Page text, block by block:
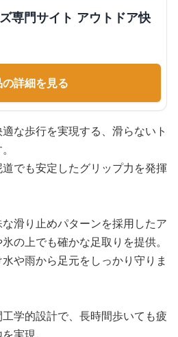
専門サイト アウトドア快
詳細を見る
な歩行を実現する、滑らないト
でも安定したグリップ力を発揮
滑り止めパターンを採用したア
の上でも確かな足取りを提供。
や雨から足元をしっかり守りま
学的設計で、長時間歩いても疲